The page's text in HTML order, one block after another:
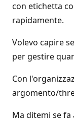
con etichetta
rapidamente.
Volevo capire
per gestire
Con
argomento/
Ma ditemi se fa